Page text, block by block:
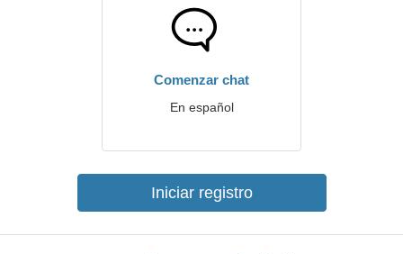
Comenzar chat
En español
Iniciar registro